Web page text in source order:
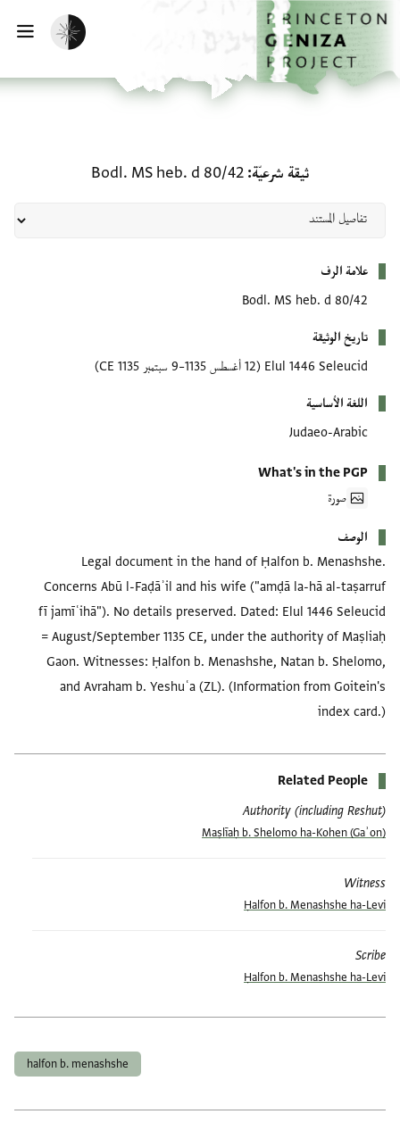
إلى المحتوى الرئيسي
الرئيسية
تفعيل الوضع المظلم
ثيقة شرعيّة Bodl. MS heb. d 80/42
علامة الرف
Bodl. MS heb. d 80/42
تاريخ الوثيقة
Elul 1446 Seleucid (12 أغسطس 1135–9 سبتمبر 1135 CE)
اللغة الأساسية
Judaeo-Arabic
What's in the PGP
صورة
الوصف
Legal document in the hand of Ḥalfon b. Menashshe.
Concerns Abū l-Faḍāʾil and his wife ("amḍā la-hā al-taṣarruf
fī jamīʿihā"). No details preserved. Dated: Elul 1446 Seleucid
= August/September 1135 CE, under the authority of Maṣliaḥ
Gaon. Witnesses: Ḥalfon b. Menashshe, Natan b. Shelomo,
and Avraham b. Yeshuʿa (ZL). (Information from Goitein's
index card.)
Related People
Authority (including Reshut)
Maṣlīaḥ b. Shelomo ha-Kohen (Gaʾon)
Witness
Ḥalfon b. Menashshe ha-Levi
Scribe
Ḥalfon b. Menashshe ha-Levi
halfon b. menashshe